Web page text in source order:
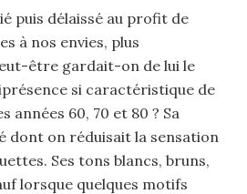
puis délaissé au profit de
à nos envies, plus
être gardait-on de lui le
si caractéristique de
années 60, 70 et 80 ? Sa
dont on réduisait la sensation
Ses tons blancs, bruns,
lorsque quelques motifs